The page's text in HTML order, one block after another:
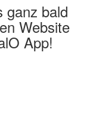
ganz bald
Website
App!